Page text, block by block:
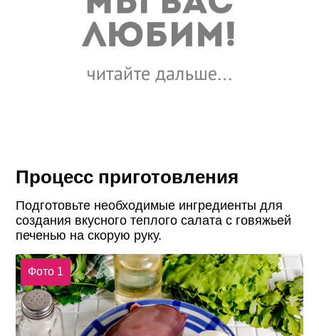
Процесс приготовления
Подготовьте необходимые ингредиенты для
создания вкусного теплого салата с говяжьей
печенью на скорую руку.
Фото 1